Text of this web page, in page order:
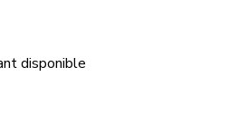
disponible